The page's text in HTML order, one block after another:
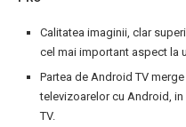
Calitatea imaginii, clar
cel mai important aspect la
Partea de Android TV
televizoarelor cu Android,
TV.